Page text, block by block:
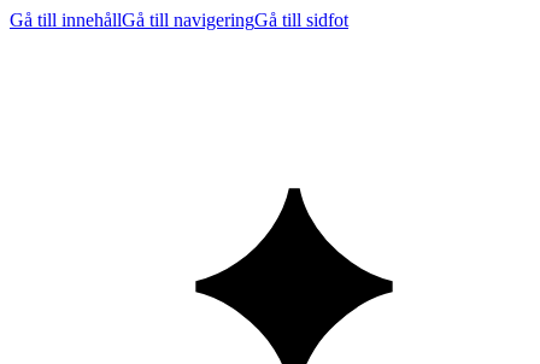
Gå till innehållGå till navigeringGå till sidfot